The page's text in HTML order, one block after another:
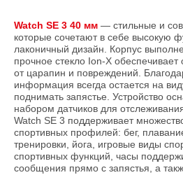
Watch SE 3 40 мм — стильные и
которые сочетают в себе высокую
лаконичный дизайн. Корпус
прочное стекло Ion-X
от царапин и повреждений.
информация всегда остается на
поднимать запястье. Устройство
набором датчиков для
Watch SE 3 поддерживает
спортивных профилей: бег,
тренировки, йога, игровые виды
спортивных функций, часы
сообщения прямо с запястья, а